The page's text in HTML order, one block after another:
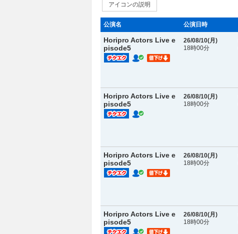
アイコンの説明
公演名 公演日時
Horipro Actors Live e
pisode5
26/08/10(月 )
18時00分
Horipro Actors Live e
pisode5
26/08/10(月 )
18時00分
Horipro Actors Live e
pisode5
26/08/10(月 )
18時00分
Horipro Actors Live e
pisode5
26/08/10(月 )
18時00分